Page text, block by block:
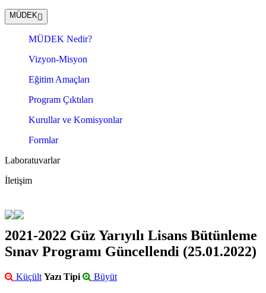
MÜDEK
MÜDEK Nedir?
Vizyon-Misyon
Eğitim Amaçları
Program Çıktıları
Kurullar ve Komisyonlar
Formlar
Laboratuvarlar
İletişim
2021-2022 Güz Yarıyılı Lisans Bütünleme
Sınav Programı Güncellendi (25.01.2022)
Küçült Yazı Tipi Büyüt